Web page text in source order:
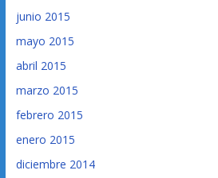
junio 2015
mayo 2015
abril 2015
marzo 2015
febrero 2015
enero 2015
diciembre 2014